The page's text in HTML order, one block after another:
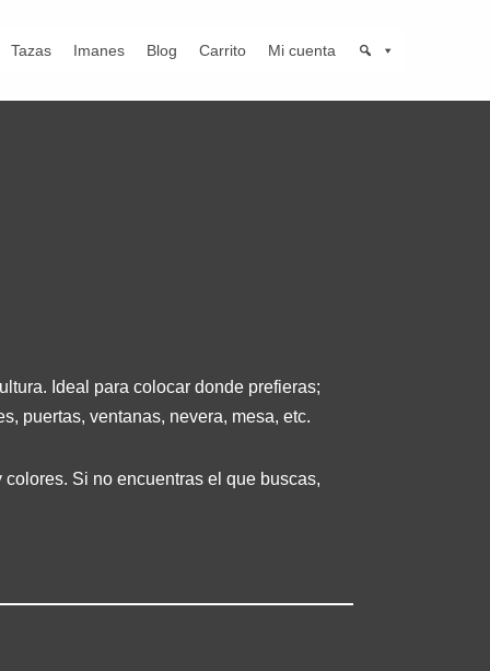
Tazas Imanes Blog Carrito Mi cuenta
Ideal para colocar donde prefieras;
puertas, ventanas, nevera, mesa, etc.
Si no encuentras el que buscas,